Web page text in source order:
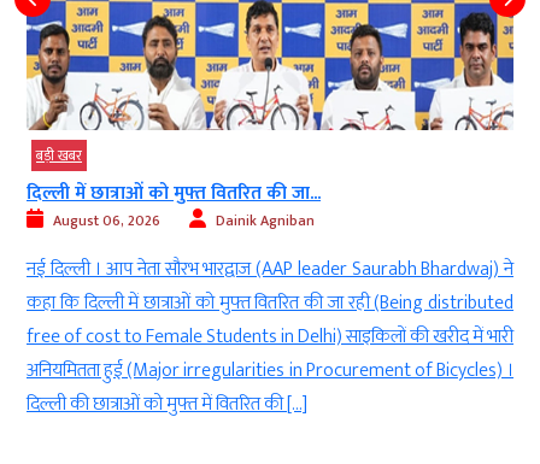
वितरित की जा...
Dainik Agniban
भारद्वाज (AAP leader Saurabh Bhardwaj) ने
को मुफ्त वितरित की जा रही (Being distributed
in Delhi) साइकिलों की खरीद में भारी
in Procurement of Bicycles) ।
में वितरित की […]
नई दिल्ली । केंद्रीय मंत्री
Naidu) ने कहा कि एटीएफ में
to blend ethanol with
ने गुरुवार को विमान ईंधन